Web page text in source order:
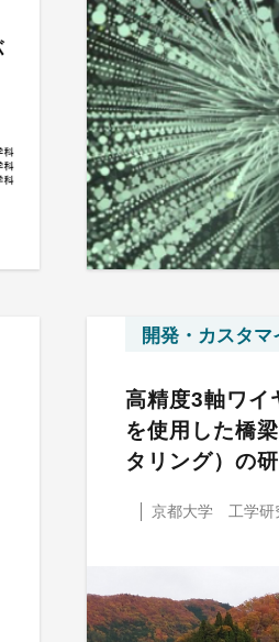
開発・カスタマ
高精度3軸ワイ
を使用した橋
タリング）の
京都大学 工学